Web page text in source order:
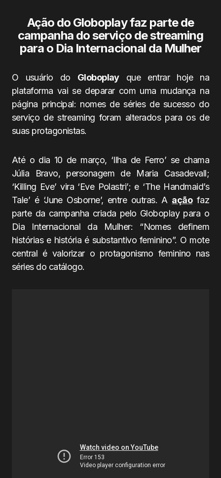
Ação do Globoplay faz parte de
campanha do serviço de streaming
para o Dia Internacional da Mulher
O usuário do Globoplayque entrar hoje na
plataforma vai se deparar com uma mudança na
página principal: nomes de séries de sucesso do
serviço de streaming foram alterados para os de
suas protagonistas.
Até o dia 10 de março, ‘Ilha de Ferro’ se chama
Júlia Bravo, personagem de Maria Casadevall;
‘Killing Eve’ vira ‘Eve Polastri’; e ‘The Handmaid’s
Tale’ é ‘June Osborne’, entre outras. A açãofaz
parte da campanha criada pelo Globoplay para o
Dia Internacional da Mulher: “Nomes definem
histórias e história é substantivo feminino”. O mote
central é valorizar o protagonismo feminino nas
séries do catálogo.